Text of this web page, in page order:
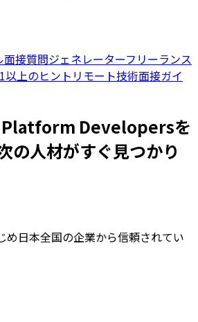
面接質問ジェネレーターフリーランス
以上のヒント リモート技術面接ガイ
Developersを
の人材がすぐ見つかり
め日本全国の企業から信頼されてい